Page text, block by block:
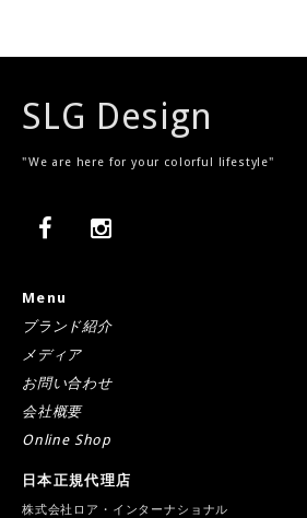
SLG Design
"We are here for your colorful lifestyle"
Menu
ブランド紹介
メディア
お問い合わせ
会社概要
Online Shop
日本正規代理店
株式会社ロア・インターナショナル